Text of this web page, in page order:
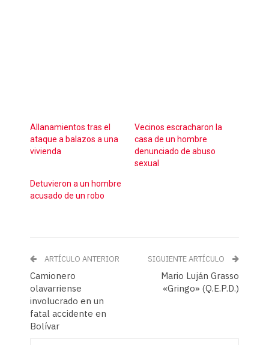
Allanamientos tras el
ataque a balazos a una
vivienda
Vecinos escracharon la
casa de un hombre
denunciado de abuso
sexual
Detuvieron a un hombre
acusado de un robo
ARTÍCULO ANTERIOR
Camionero
olavarriense
involucrado en un
fatal accidente en
Bolívar
SIGUIENTE ARTÍCULO
Mario Luján Grasso
«Gringo» (Q.E.P.D.)